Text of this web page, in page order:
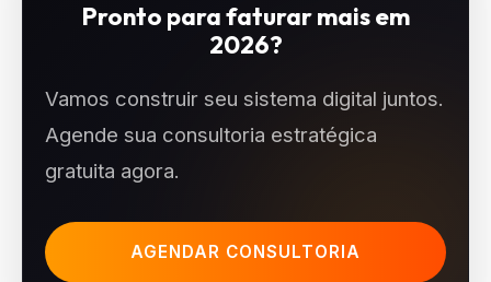
Pronto para faturar mais em
2026?
Vamos construir seu sistema digital juntos.
Agende sua consultoria estratégica
gratuita agora.
AGENDAR CONSULTORIA